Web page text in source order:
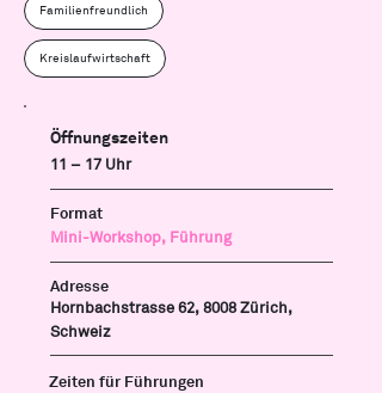
Familienfreundlich
Kreislaufwirtschaft
Öffnungszeiten
11 – 17 Uhr
Format
Mini-Workshop, Führung
Adresse
Hornbachstrasse 62, 8008 Zürich,
Schweiz
Zeiten für Führungen